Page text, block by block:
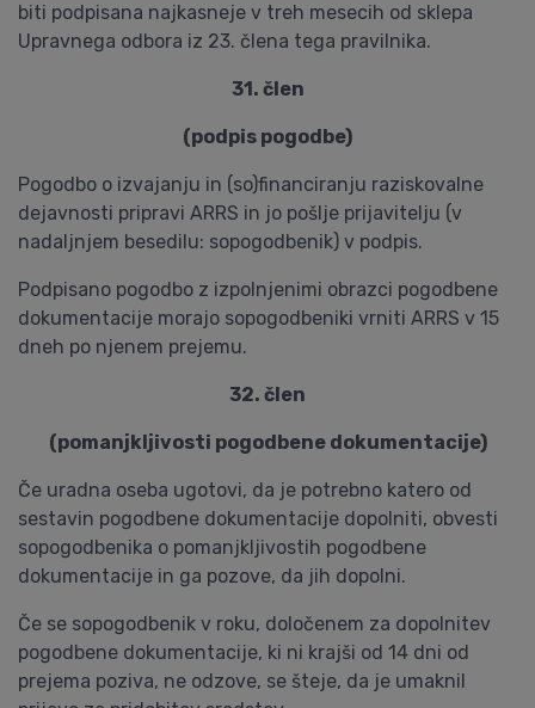
biti podpisana najkasneje v treh mesecih od sklepa
Upravnega odbora iz 23. člena tega pravilnika.
31. člen
(podpis pogodbe)
Pogodbo o izvajanju in (so)financiranju raziskovalne
dejavnosti pripravi ARRS in jo pošlje prijavitelju (v
nadaljnjem besedilu: sopogodbenik) v podpis.
Podpisano pogodbo z izpolnjenimi obrazci pogodbene
dokumentacije morajo sopogodbeniki vrniti ARRS v 15
dneh po njenem prejemu.
32. člen
(pomanjkljivosti pogodbene dokumentacije)
Če uradna oseba ugotovi, da je potrebno katero od
sestavin pogodbene dokumentacije dopolniti, obvesti
sopogodbenika o pomanjkljivostih pogodbene
dokumentacije in ga pozove, da jih dopolni.
Če se sopogodbenik v roku, določenem za dopolnitev
pogodbene dokumentacije, ki ni krajši od 14 dni od
prejema poziva, ne odzove, se šteje, da je umaknil